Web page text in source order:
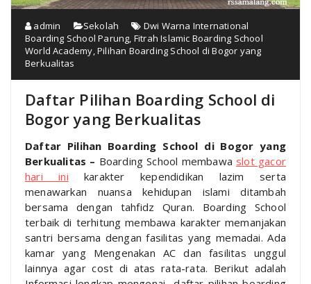
admin Sekolah
Dwi Warna International
Boarding School Parung Fitrah Islamic Boarding School
World Academy ,Pilihan Boarding School di Bogor yang
Berkualitas
Daftar Pilihan Boarding School di
Bogor yang Berkualitas
Daftar Pilihan Boarding School di Bogor yang
Berkualitas – Boarding School membawa slot gacor
hari ini karakter kependidikan lazim serta
menawarkan nuansa kehidupan islami ditambah
bersama dengan tahfidz Quran. Boarding School
terbaik di terhitung membawa karakter memanjakan
santri bersama dengan fasilitas yang memadai. Ada
kamar yang Mengenakan AC dan fasilitas unggul
lainnya agar cost di atas rata-rata. Berikut adalah